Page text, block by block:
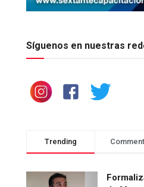
Síguenos en nuestras
Trending